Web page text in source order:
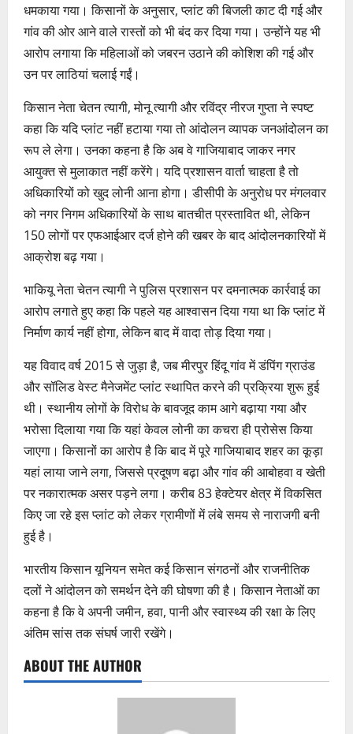
धमकाया गया। किसानों के अनुसार, प्लांट की बिजली काट दी गई और
गांव की ओर आने वाले रास्तों को भी बंद कर दिया गया। उन्होंने यह भी
आरोप लगाया कि महिलाओं को जबरन उठाने की कोशिश की गई और
उन पर लाठियां चलाई गईं।
किसान नेता चेतन त्यागी, मोनू त्यागी और रविंद्र नीरज गुप्ता ने स्पष्ट
कहा कि यदि प्लांट नहीं हटाया गया तो आंदोलन व्यापक जनआंदोलन का
रूप ले लेगा। उनका कहना है कि अब वे गाजियाबाद जाकर नगर
आयुक्त से मुलाकात नहीं करेंगे। यदि प्रशासन वार्ता चाहता है तो
अधिकारियों को खुद लोनी आना होगा। डीसीपी के अनुरोध पर मंगलवार
को नगर निगम अधिकारियों के साथ बातचीत प्रस्तावित थी, लेकिन
150 लोगों पर एफआईआर दर्ज होने की खबर के बाद आंदोलनकारियों में
आक्रोश बढ़ गया।
भाकियू नेता चेतन त्यागी ने पुलिस प्रशासन पर दमनात्मक कार्रवाई का
आरोप लगाते हुए कहा कि पहले यह आश्वासन दिया गया था कि प्लांट में
निर्माण कार्य नहीं होगा, लेकिन बाद में वादा तोड़ दिया गया।
यह विवाद वर्ष 2015 से जुड़ा है, जब मीरपुर हिंदू गांव में डंपिंग ग्राउंड
और सॉलिड वेस्ट मैनेजमेंट प्लांट स्थापित करने की प्रक्रिया शुरू हुई
थी। स्थानीय लोगों के विरोध के बावजूद काम आगे बढ़ाया गया और
भरोसा दिलाया गया कि यहां केवल लोनी का कचरा ही प्रोसेस किया
जाएगा। किसानों का आरोप है कि बाद में पूरे गाजियाबाद शहर का कूड़ा
यहां लाया जाने लगा, जिससे प्रदूषण बढ़ा और गांव की आबोहवा व खेती
पर नकारात्मक असर पड़ने लगा। करीब 83 हेक्टेयर क्षेत्र में विकसित
किए जा रहे इस प्लांट को लेकर ग्रामीणों में लंबे समय से नाराजगी बनी
हुई है।
भारतीय किसान यूनियन समेत कई किसान संगठनों और राजनीतिक
दलों ने आंदोलन को समर्थन देने की घोषणा की है। किसान नेताओं का
कहना है कि वे अपनी जमीन, हवा, पानी और स्वास्थ्य की रक्षा के लिए
अंतिम सांस तक संघर्ष जारी रखेंगे।
ABOUT THE AUTHOR